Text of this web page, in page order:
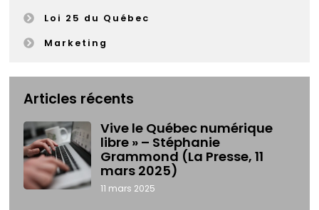
Loi 25 du Québec
Marketing
Articles récents
Vive le Québec numérique
libre » – Stéphanie
Grammond (La Presse, 11
mars 2025)
11 mars 2025